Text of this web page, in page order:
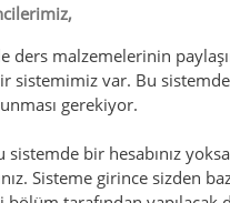
ders malzemelerinin
sistemimiz var. Bu
gerekiyor.
sistemde bir hesabınız
Sisteme girince sizden